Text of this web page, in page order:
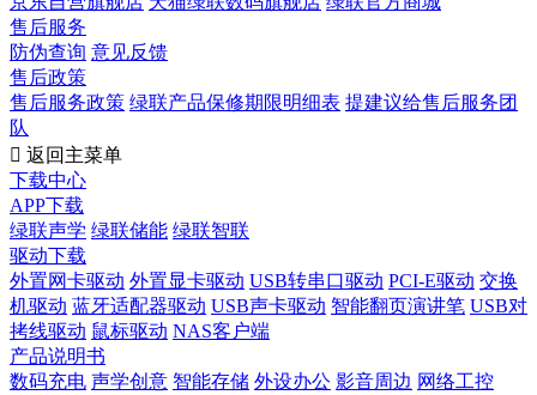
售后服务
防伪查询 意见反馈
售后政策
售后服务政策 绿联产品保修期限明细表 提建议给售后服务团
队
 返回主菜单
下载中心
APP下载
绿联声学 绿联储能 绿联智联
驱动下载
外置网卡驱动 外置显卡驱动 USB转串口驱动 PCI-E驱动 交换
机驱动 蓝牙适配器驱动 USB声卡驱动 智能翻页演讲笔 USB对
拷线驱动 鼠标驱动 NAS客户端
产品说明书
数码充电 声学创意 智能存储 外设办公 影音周边 网络工控